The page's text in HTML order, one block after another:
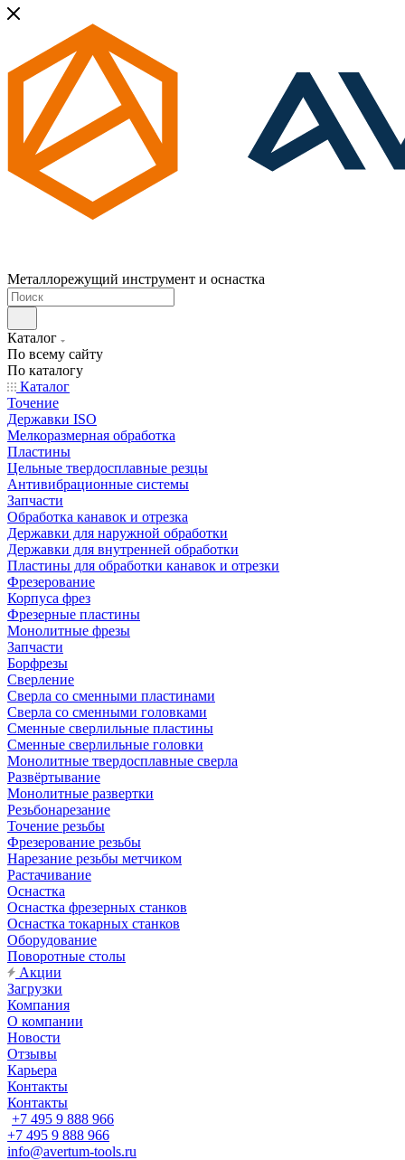
Металлорежущий инструмент и оснастка
Каталог
По всему сайту
По каталогу
Каталог
Точение
Державки ISO
Мелкоразмерная обработка
Пластины
Цельные твердосплавные резцы
Антивибрационные системы
Запчасти
Обработка канавок и отрезка
Державки для наружной обработки
Державки для внутренней обработки
Пластины для обработки канавок и отрезки
Фрезерование
Корпуса фрез
Фрезерные пластины
Монолитные фрезы
Запчасти
Борфрезы
Сверление
Сверла со сменными пластинами
Сверла со сменными головками
Сменные сверлильные пластины
Сменные сверлильные головки
Монолитные твердосплавные сверла
Развёртывание
Монолитные развертки
Резьбонарезание
Точение резьбы
Фрезерование резьбы
Нарезание резьбы метчиком
Растачивание
Оснастка
Оснастка фрезерных станков
Оснастка токарных станков
Оборудование
Поворотные столы
Акции
Загрузки
Компания
О компании
Новости
Отзывы
Карьера
Контакты
Контакты
+7 495 9 888 966
+7 495 9 888 966
info@avertum-tools.ru